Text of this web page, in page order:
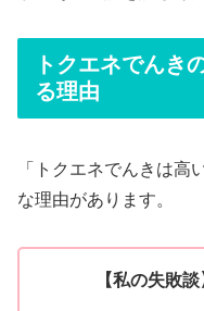
トクエネでんき
る理由
「トクエネでんきは高
な理由があります。
【私の失敗